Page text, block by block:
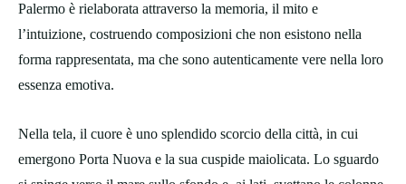
Palermo è rielaborata attraverso la memoria, il mito e
l’intuizione, costruendo composizioni che non esistono nella
forma rappresentata, ma che sono autenticamente vere nella loro
essenza emotiva.
Nella tela, il cuore è uno splendido scorcio della città, in cui
emergono Porta Nuova e la sua cuspide maiolicata. Lo sguardo